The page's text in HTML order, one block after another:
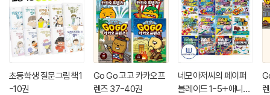
초등학생 질문그림책 1
-10권
Go Go 고고 카카오프
렌즈 37-40권
네모아저씨의 페이퍼
블레이드 1-5+애니멀